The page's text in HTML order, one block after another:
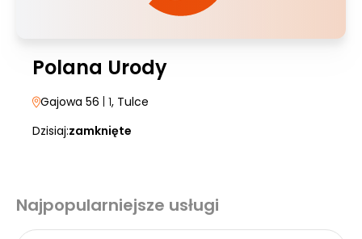
Polana Urody
Gajowa 56 | 1, Tulce
Dzisiaj:zamknięte
Najpopularniejsze usługi